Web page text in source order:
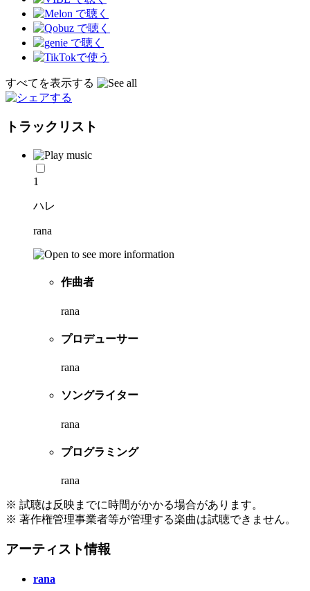
すべてを表示する
トラックリスト
1
ハレ
rana
作曲者
rana
プロデューサー
rana
ソングライター
rana
プログラミング
rana
※ 試聴は反映までに時間がかかる場合があります。
※ 著作権管理事業者等が管理する楽曲は試聴できません。
アーティスト情報
rana